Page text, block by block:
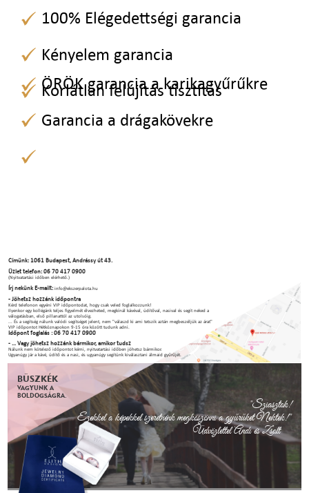
100% Elégedettségi garancia
Kényelem garancia
Korlátlan felújítás tisztítás
ÖRÖK garancia a karikagyűrűkre
Garancia a drágakövekre
Címünk: 1061 Budapest, Andrássy út 43.
Üzlet telefon: 06 70 417 0900
(Nyitvatartási időben elérhető.)
Írj nekünk E-mailt:info@ekszerpalota.hu
- Jöhetsz hozzánk időpontra
Kérd telefonon egyéni VIP időpontodat, hogy csak veled foglalkozzunk!
Ilyenkor egy kollégánk teljes figyelmét élvezheted, megkínál kávéval, üdítőval, nasival és segít neked a
válogatásban, első pillanattól az utolsóig.
... És a segítség nálunk valódi segítséget jelent, nem "válaszd ki ami tetszik aztán megbeszéljük az árat"
VIP időpontot Hétköznapokon 9-15 óra között tudunk adni.
Időpont foglalás : 06 70 417 0900
- ... Vagy jöhetsz hozzánk bármikor, amikor tudsz
Nálunk nem kötelező időpontot kérni, nyitvatartási időben jöhetsz bármikor.
Ugyanúgy jár a kávé, üdítő és a nasi, és ugyanúgy segítünk kiválasztani álmaid gyűrűjét.
BÜSZKÉK
VAGYUNK A
BOLDOGSÁGRA.
"Sziasztok!
Ezekkel a képekkel szeretnénk megköszönni a gyűrűket Nektek!"
Üdvözlettel Andi és Zsolt